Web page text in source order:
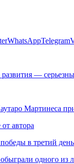
WhatsAppTelegram
—
Мартинеса
автора
в третий
одного из